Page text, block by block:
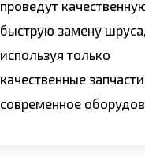
проведут
быструю замену
используя только
качественные
современное